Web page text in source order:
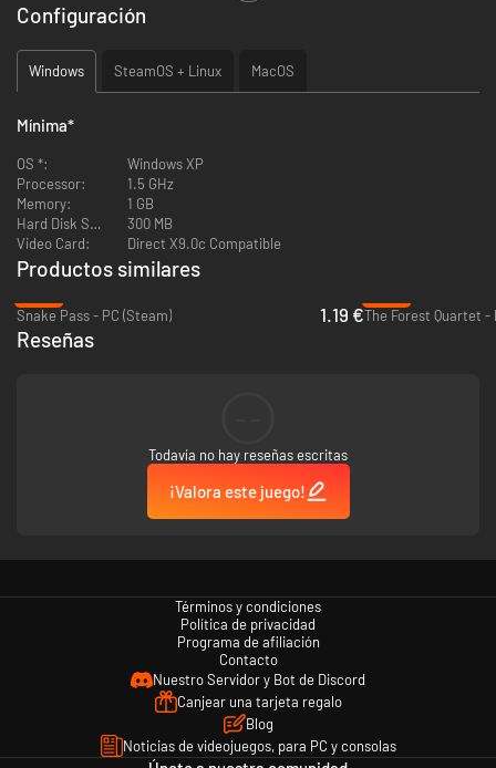
Más de 100 niveles creados meticulosamente
Más de 60 minutos de música compuesta especialmente
Configuración
Windows SteamOS + Linux MacOS
Mínima*
OS *:
Windows XP
Processor:
1.5 GHz
Memory:
1 GB
Hard Disk Space:
300 MB
Video Card:
Direct X9.0c Compatible
Productos similares
Snake Pass - PC (Steam)
1.19 €The Forest Quartet -
Reseñas
Todavía no hay reseñas escritas
¡Valora este juego!
Términos y condiciones
Política de privacidad
Programa de afiliación
Contacto
Nuestro Servidor y Bot de Discord
Canjear una tarjeta regalo
Blog
Noticias de videojuegos, para PC y consolas